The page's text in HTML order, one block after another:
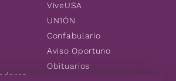
ViveUSA
UN1ÓN
Confabulario
Aviso Oportuno
Obituarios